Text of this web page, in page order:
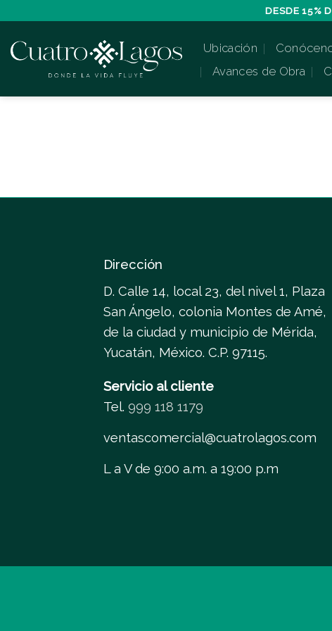
content
DESDE 15%
Ubicación
Avances de Obra
Dirección
D. Calle 14, local 23, del nivel 1, Plaza
San Ángelo, colonia Montes de Amé,
de la ciudad y municipio de Mérida,
Yucatán, México. C.P. 97115.
Servicio al cliente
Tel. 999 118 1179
ventascomercial@cuatrolagos.com
L a V de 9:00 a.m. a 19:00 p.m